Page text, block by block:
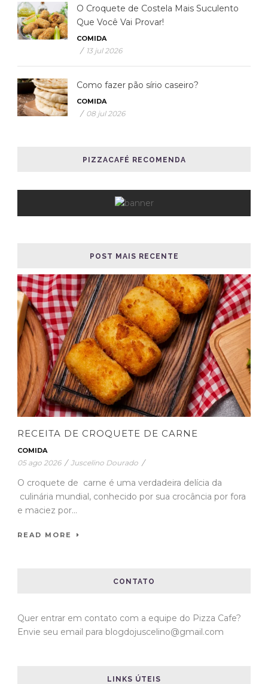
O Croquete de Costela Mais Suculento
Que Você Vai Provar!
COMIDA
/ 13 jul 2026
Como fazer pão sírio caseiro?
COMIDA
/ 08 jul 2026
PIZZACAFÉ RECOMENDA
POST MAIS RECENTE
RECEITA DE CROQUETE DE CARNE
COMIDA
05 ago 2026 / Juscelino Dourado /
O croquete de carne é uma verdadeira delícia da
culinária mundial, conhecido por sua crocância por fora
e maciez por...
READ MORE
CONTATO
Quer entrar em contato com a equipe do Pizza Cafe?
Envie seu email para blogdojuscelino@gmail.com
LINKS ÚTEIS